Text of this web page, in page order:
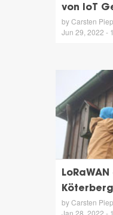
von IoT
by Carsten
Jun 29, 2022 -
Köterberg
by Carsten
Jan 28, 2022 -